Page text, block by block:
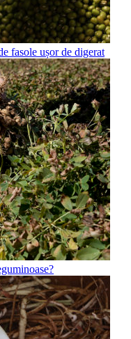
fasole ușor de digerat